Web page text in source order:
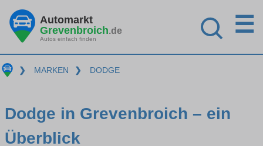
Automarkt
Grevenbroich.de
Autos einfach finden
☰
❯ MARKEN ❯ DODGE
Dodge in Grevenbroich – ein
Überblick